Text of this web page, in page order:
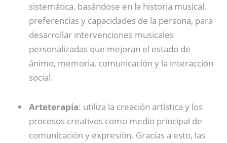
sistemática, basándose en la historia musical,
preferencias y capacidades de la persona, para
desarrollar intervenciones musicales
personalizadas que mejoran el estado de
ánimo, memoria, comunicación y la interacción
social.
Arteterapia: utiliza la creación artística y los
procesos creativos como medio principal de
comunicación y expresión. Gracias a esto, las